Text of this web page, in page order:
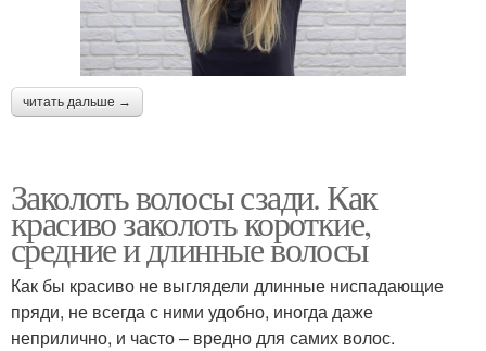
читать дальше →
Заколоть волосы сзади. Как
красиво заколоть короткие,
средние и длинные волосы
Как бы красиво не выглядели длинные ниспадающие
пряди, не всегда с ними удобно, иногда даже
неприлично, и часто – вредно для самих волос.